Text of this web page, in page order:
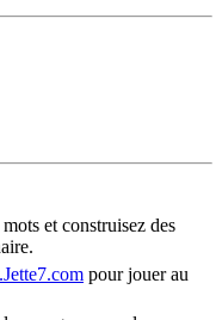
et construisez des
pour jouer au